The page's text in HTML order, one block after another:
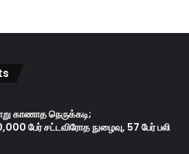
காணாத நெருக்கடி;
பேர் சட்டவிரோத நுழைவு, 57 பேர் பலி